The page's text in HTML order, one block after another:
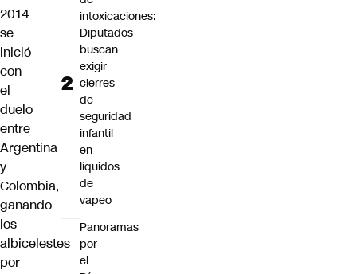
2014
se
inició
con
el
duelo
entre
Argentina
y
Colombia,
ganando
los
albicelestes
por
intoxicaciones:
Diputados
buscan
exigir
cierres
de
seguridad
infantil
en
líquidos
de
vapeo
Panoramas
por
el